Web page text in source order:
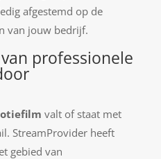
afgestemd op de
van jouw bedrijf.
professionele
valt of staat met
StreamProvider heeft
gebied van